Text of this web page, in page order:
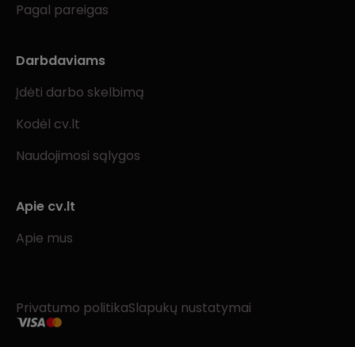
Pagal pareigas
Darbdaviams
Įdėti darbo skelbimą
Kodėl cv.lt
Naudojimosi sąlygos
Apie cv.lt
Apie mus
Privatumo politikaSlapukų nustatymai